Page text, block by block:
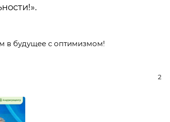
в будущее с оптимизмом!
2